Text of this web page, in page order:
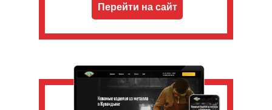
Перейти на сайт